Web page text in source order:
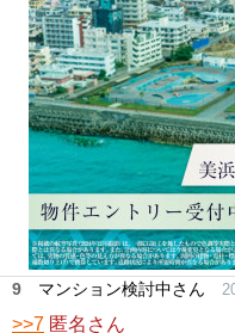
9 マンション検討中さん
>>7 匿名さん